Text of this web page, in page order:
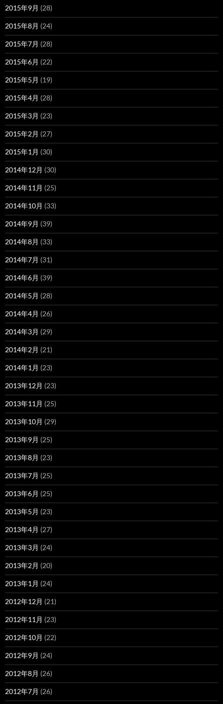
2015年9月 (28)
2015年8月 (24)
2015年7月 (28)
2015年6月 (22)
2015年5月 (19)
2015年4月 (28)
2015年3月 (23)
2015年2月 (27)
2015年1月 (30)
2014年12月 (30)
2014年11月 (25)
2014年10月 (33)
2014年9月 (39)
2014年8月 (33)
2014年7月 (31)
2014年6月 (39)
2014年5月 (28)
2014年4月 (26)
2014年3月 (29)
2014年2月 (21)
2014年1月 (23)
2013年12月 (23)
2013年11月 (25)
2013年10月 (29)
2013年9月 (25)
2013年8月 (23)
2013年7月 (25)
2013年6月 (25)
2013年5月 (23)
2013年4月 (27)
2013年3月 (24)
2013年2月 (20)
2013年1月 (24)
2012年12月 (21)
2012年11月 (23)
2012年10月 (22)
2012年9月 (24)
2012年8月 (26)
2012年7月 (26)